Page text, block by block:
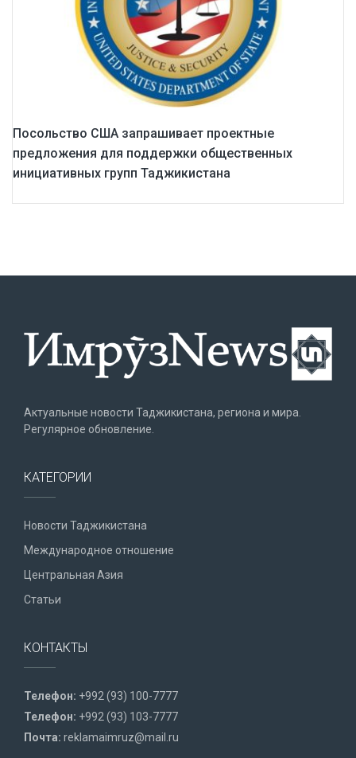
Посольство США запрашивает проектные
предложения для поддержки общественных
инициативных групп Таджикистана
Актуальные новости Таджикистана, региона и мира.
Регулярное обновление.
КАТЕГОРИИ
Новости Таджикистана
Международное отношение
Центральная Азия
Статьи
КОНТАКТЫ
Телефон: +992 (93) 100-7777
Телефон: +992 (93) 103-7777
Почта: reklamaimruz@mail.ru